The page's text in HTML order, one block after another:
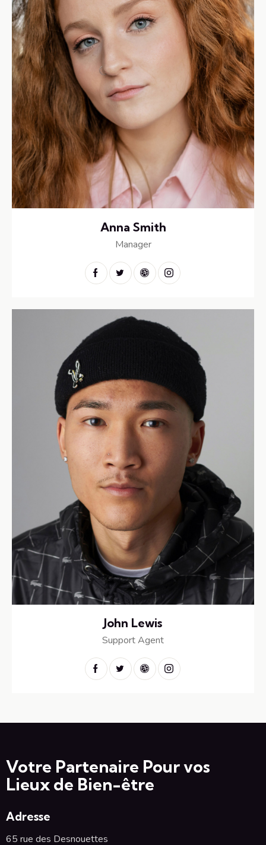
Anna Smith
Manager
John Lewis
Support Agent
Votre Partenaire Pour vos
Lieux de Bien-être
Adresse
65 rue des Desnouettes